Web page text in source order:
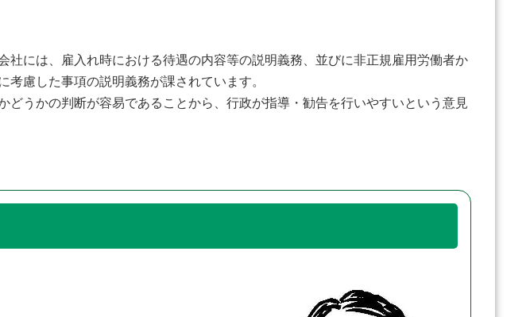
には、雇入れ時における待遇の内容等の説明義務、並びに非正規雇用労働者か
慮した事項の説明義務が課されています。
うかの判断が容易であることから、行政が指導・勧告を行いやすいという意見